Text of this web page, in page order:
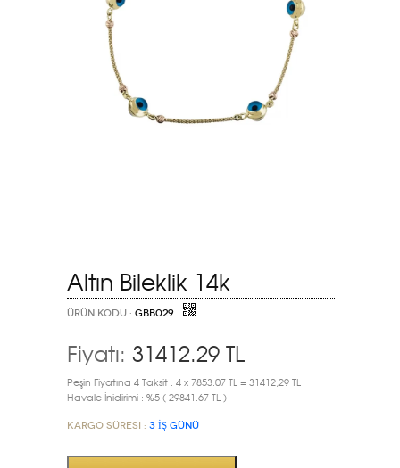
Altın Bileklik 14k
ÜRÜN KODU : GBB029
Fiyatı: 31412.29 TL
Peşin Fiyatına 4 Taksit : 4 x 7853.07 TL = 31412,29 TL
Havale İnidirimi : %5 ( 29841.67 TL )
Kargo Süresi : 3 İŞ GÜNÜ